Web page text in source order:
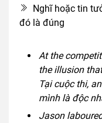
Nghĩ hoặc tin
đó là đúng
At the
the illusion
Tại cuộc thi,
mình là độc
Jason